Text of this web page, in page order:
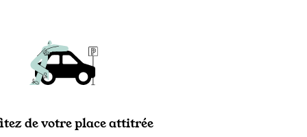
de votre place attitrée